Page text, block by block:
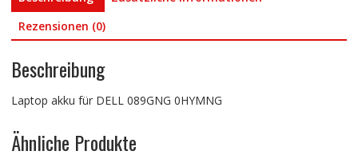
Rezensionen (0)
Beschreibung
Laptop akku für DELL 089GNG 0HYMNG
Ähnliche Produkte